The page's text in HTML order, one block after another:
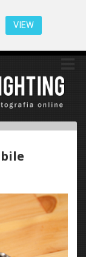
VIEW
tra queste
cookies.